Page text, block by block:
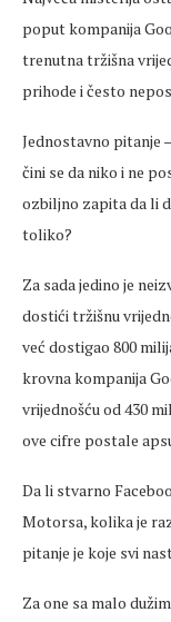
poput kompanija
trenutna tržišna
prihode i često
Jednostavno pitanje
čini se da niko i ne
ozbiljno zapita da li
toliko?
Za sada jedino je
dostići tržišnu
već dostigao 800
krovna kompanija
vrijednošću od 430
ove cifre postale
Da li stvarno
Motorsa, kolika je
pitanje je koje svi
Za one sa malo